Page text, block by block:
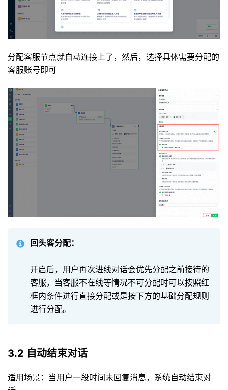
分配客服节点就自动连接上了，然后，选择具体需要分配的
客服账号即可
回头客分配：
开启后，用户再次进线对话会优先分配之前接待的
客服，当客服不在线等情况不可分配时可以按照红
框内条件进行直接分配或是按下方的基础分配规则
进行分配。
3.2 自动结束对话
适用场景：当用户一段时间未回复消息，系统自动结束对